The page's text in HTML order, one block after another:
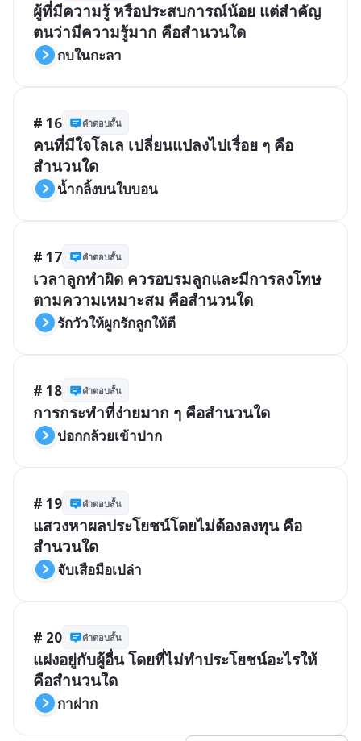
ผู้ที่มีความรู้ หรือประสบการณ์น้อย แต่สำคัญ
ตนว่ามีความรู้มาก คือสำนวนใด
กบในกะลา
# 16 คำตอบสั้น
คนที่มีใจโลเล เปลี่ยนแปลงไปเรื่อย ๆ คือ
สำนวนใด
น้ำกลิ้งบนใบบอน
# 17 คำตอบสั้น
เวลาลูกทำผิด ควรอบรมลูกและมีการลงโทษ
ตามความเหมาะสม คือสำนวนใด
รักวัวให้ผูกรักลูกให้ตี
# 18 คำตอบสั้น
การกระทำที่ง่ายมาก ๆ คือสำนวนใด
ปอกกล้วยเข้าปาก
# 19 คำตอบสั้น
แสวงหาผลประโยชน์โดยไม่ต้องลงทุน คือ
สำนวนใด
จับเสือมือเปล่า
# 20 คำตอบสั้น
แฝงอยู่กับผู้อื่น โดยที่ไม่ทำประโยชน์อะไรให้
คือสำนวนใด
กาฝาก